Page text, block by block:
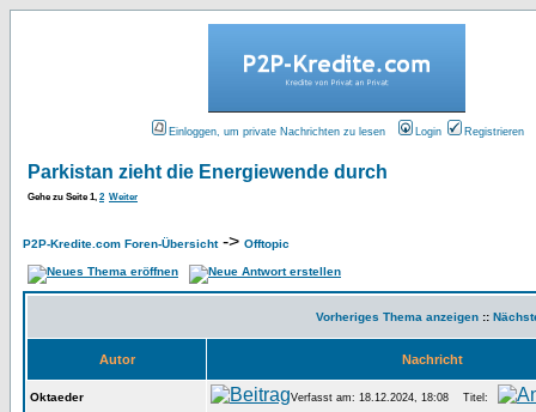
Einloggen, um private Nachrichten zu lesen Login Registrieren
Parkistan zieht die Energiewende durch
Gehe zu Seite1, 2 Weiter
P2P-Kredite.com Foren-Übersicht-> Offtopic
Vorheriges Thema anzeigen ::
Autor Nachricht
Oktaeder Verfasst am: 18.12.2024, 18:08
Titel: